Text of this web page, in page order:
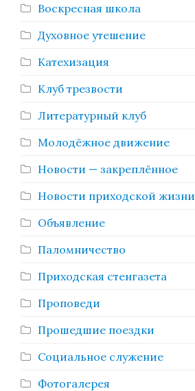
Воскресная школа
Духовное утешение
Катехизация
Клуб трезвости
Литературный клуб
Молодёжное движение
Новости — закреплённое
Новости приходской жизни
Объявление
Паломничество
Приходская стенгазета
Проповеди
Прошедшие поездки
Социальное служение
Фотогалерея